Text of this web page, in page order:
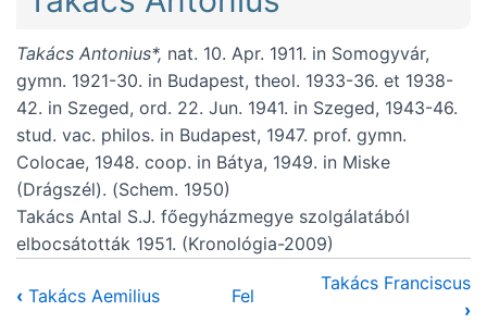
Takács Antonius*, nat. 10. Apr. 1911. in Somogyvár,
gymn. 1921-30. in Budapest, theol. 1933-36. et 1938-
42. in Szeged, ord. 22. Jun. 1941. in Szeged, 1943-46.
stud. vac. philos. in Budapest, 1947. prof. gymn.
Colocae, 1948. coop. in Bátya, 1949. in Miske
(Drágszél). (Schem. 1950)
Takács Antal S.J. főegyházmegye szolgálatából
elbocsátották 1951. (Kronológia-2009)
‹ Takács Aemilius Fel
Takács Franciscus
›